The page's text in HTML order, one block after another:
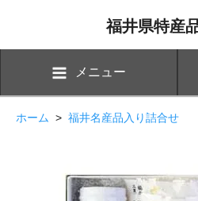
福井県特産
メニュー
ホーム > 福井名産品入り詰合せ